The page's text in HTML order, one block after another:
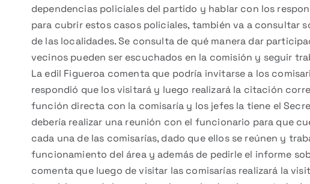
dependencias policiales del partido y hablar con los
para cubrir estos casos policiales, también va a consultar
de las localidades. Se consulta de qué manera dar
vecinos pueden ser escuchados en la comisión y seguir
La edil Figueroa comenta que podría invitarse a los
respondió que los visitará y luego realizará la citación
función directa con la comisaría y los jefes la tiene el
debería realizar una reunión con el funcionario para que
cada una de las comisarías, dado que ellos se reúnen y
funcionamiento del área y además de pedirle el informe
comenta que luego de visitar las comisarías realizará la